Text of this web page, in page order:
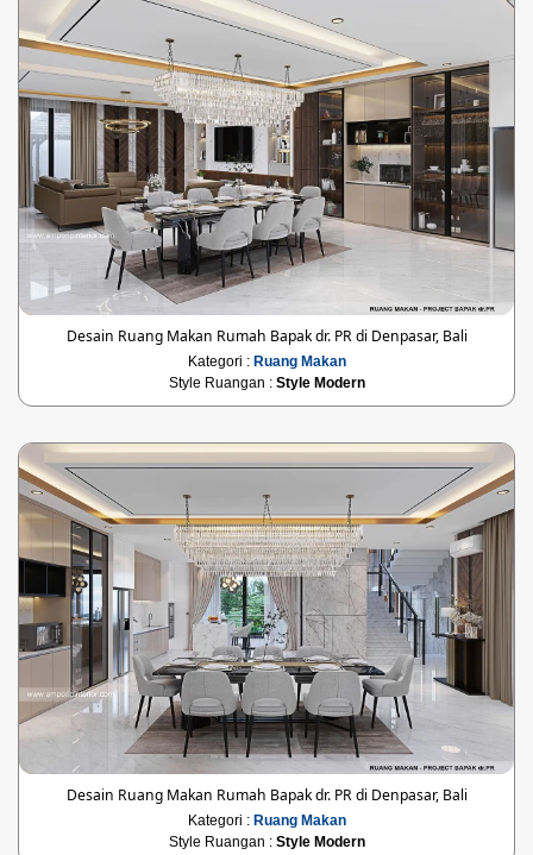
Desain Ruang Makan Rumah Bapak dr. PR di Denpasar, Bali
Kategori : Ruang Makan
Style Ruangan : Style Modern
Desain Ruang Makan Rumah Bapak dr. PR di Denpasar, Bali
Kategori : Ruang Makan
Style Ruangan : Style Modern